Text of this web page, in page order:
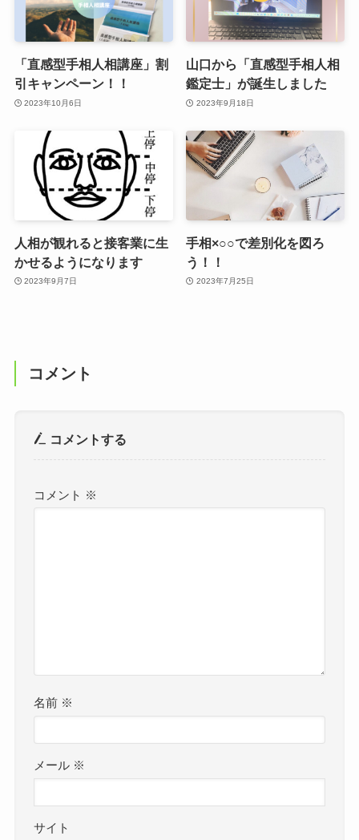
「直感型手相人相講座」割
引キャンペーン！！
2023年10月6日
山口から「直感型手相人相
鑑定士」が誕生しました
2023年9月18日
人相が観れると接客業に生
かせるようになります
2023年9月7日
手相×○○で差別化を図ろ
う！！
2023年7月25日
コメント
コメントする
コメント ※
名前 ※
メール ※
サイト